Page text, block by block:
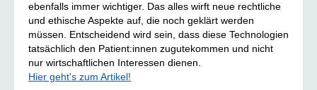
ebenfalls immer wichtiger. Das alles wirft neue rechtliche
und ethische Aspekte auf, die noch geklärt werden
müssen. Entscheidend wird sein, dass diese Technologien
tatsächlich den Patient:innen zugutekommen und nicht
nur wirtschaftlichen Interessen dienen.
Hier geht's zum Artikel!